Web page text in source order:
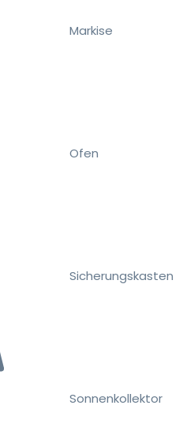
Markise
Ofen
Sicherungskasten
Sonnenkollektor